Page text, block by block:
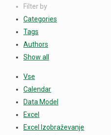
Filter by
Categories
Tags
Authors
Show all
Vse
Calendar
Data Model
Excel
Excel Izobraževanje